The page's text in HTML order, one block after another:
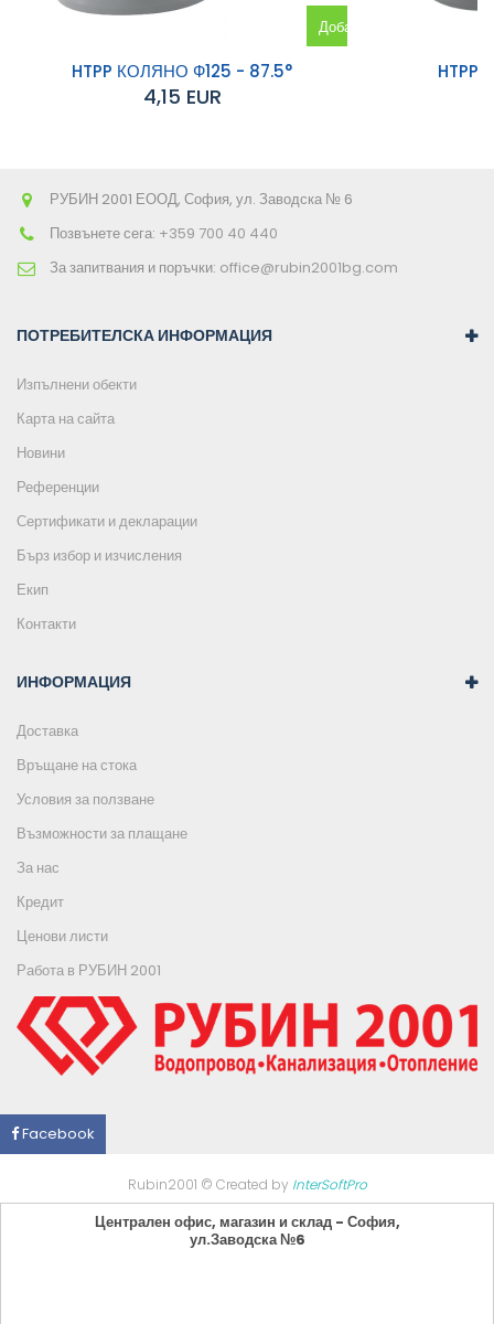
Добавяне
HTPP КОЛЯНО Ф125 - 87.5°
4,15 EUR
HTPP
РУБИН 2001 ЕООД, София, ул. Заводска № 6
Позвънете сега: +359 700 40 440
За запитвания и поръчки: office@rubin2001bg.com
ПОТРЕБИТЕЛСКА ИНФОРМАЦИЯ
Изпълнени обекти
Карта на сайта
Новини
Референции
Сертификати и декларации
Бърз избор и изчисления
Екип
Контакти
ИНФОРМАЦИЯ
Доставка
Връщане на стока
Условия за ползване
Възможности за плащане
За нас
Кредит
Ценови листи
Работа в РУБИН 2001
Facebook
Rubin2001 © Created by InterSoftPro
Централен офис, магазин и склад - София,
ул.Заводска №6